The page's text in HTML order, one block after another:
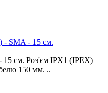
- SMA - 15 см.
15 см. Роз'єм IPX1 (IPEX)
150 мм. ..